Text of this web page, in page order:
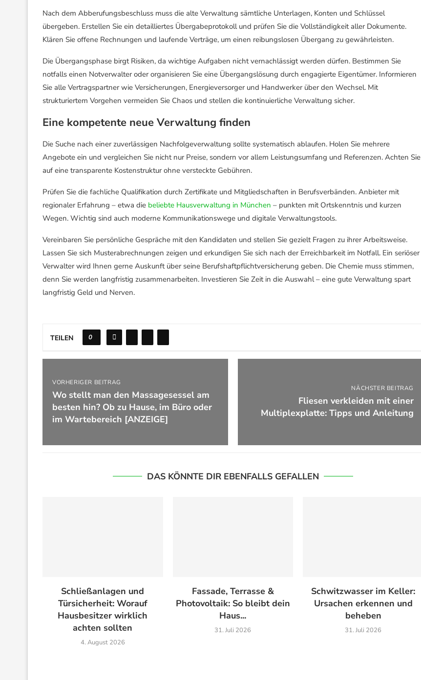
Nach dem Abberufungsbeschluss muss die alte Verwaltung sämtliche Unterlagen, Konten und Schlüssel
übergeben. Erstellen Sie ein detailliertes Übergabeprotokoll und prüfen Sie die Vollständigkeit aller Dokumente.
Klären Sie offene Rechnungen und laufende Verträge, um einen reibungslosen Übergang zu gewährleisten.
Die Übergangsphase birgt Risiken, da wichtige Aufgaben nicht vernachlässigt werden dürfen. Bestimmen Sie
notfalls einen Notverwalter oder organisieren Sie eine Übergangslösung durch engagierte Eigentümer. Informieren
Sie alle Vertragspartner wie Versicherungen, Energieversorger und Handwerker über den Wechsel. Mit
strukturiertem Vorgehen vermeiden Sie Chaos und stellen die kontinuierliche Verwaltung sicher.
Eine kompetente neue Verwaltung finden
Die Suche nach einer zuverlässigen Nachfolgeverwaltung sollte systematisch ablaufen. Holen Sie mehrere
Angebote ein und vergleichen Sie nicht nur Preise, sondern vor allem Leistungsumfang und Referenzen. Achten Sie
auf eine transparente Kostenstruktur ohne versteckte Gebühren.
Prüfen Sie die fachliche Qualifikation durch Zertifikate und Mitgliedschaften in Berufsverbänden. Anbieter mit
regionaler Erfahrung – etwa die beliebte Hausverwaltung in München – punkten mit Ortskenntnis und kurzen
Wegen. Wichtig sind auch moderne Kommunikationswege und digitale Verwaltungstools.
Vereinbaren Sie persönliche Gespräche mit den Kandidaten und stellen Sie gezielt Fragen zu ihrer Arbeitsweise.
Lassen Sie sich Musterabrechnungen zeigen und erkundigen Sie sich nach der Erreichbarkeit im Notfall. Ein seriöser
Verwalter wird Ihnen gerne Auskunft über seine Berufshaftpflichtversicherung geben. Die Chemie muss stimmen,
denn Sie werden langfristig zusammenarbeiten. Investieren Sie Zeit in die Auswahl – eine gute Verwaltung spart
langfristig Geld und Nerven.
TEILEN 0
VORHERIGER BEITRAG
Wo stellt man den Massagesessel am
besten hin? Ob zu Hause, im Büro oder
im Wartebereich [ANZEIGE]
NÄCHSTER BEITRAG
Fliesen verkleiden mit einer
Multiplexplatte: Tipps und Anleitung
DAS KÖNNTE DIR EBENFALLS GEFALLEN
Schließanlagen und
Türsicherheit: Worauf
Hausbesitzer wirklich
achten sollten
4. August 2026
Fassade, Terrasse &
Photovoltaik: So bleibt dein
Haus...
31. Juli 2026
Schwitzwasser im Keller:
Ursachen erkennen und
beheben
31. Juli 2026